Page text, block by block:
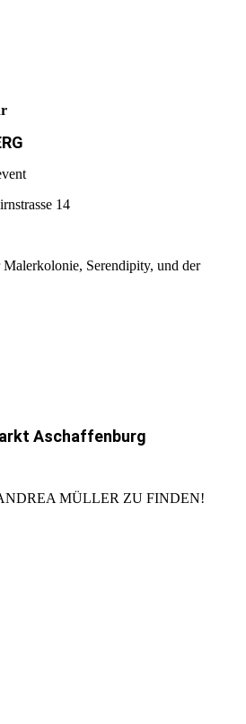
14
Serendipity, und der
Aschaffenburg
MÜLLER ZU FINDEN!